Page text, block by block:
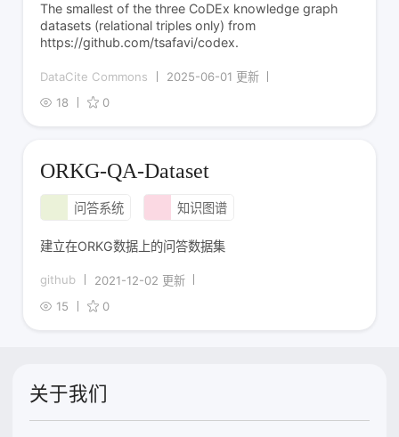
The smallest of the three CoDEx knowledge graph
datasets (relational triples only) from
https://github.com/tsafavi/codex.
DataCite Commons
2025-06-01 更新
18
0
ORKG-QA-Dataset
问答系统 知识图谱
建立在ORKG数据上的问答数据集
github
2021-12-02 更新
15
0
关于我们